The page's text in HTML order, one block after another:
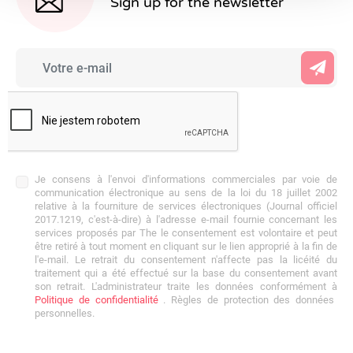
Je consens à l'envoi d'informations commerciales par voie de
communication électronique au sens de la loi du 18 juillet 2002
relative à la fourniture de services électroniques (Journal officiel
2017.1219, c'est-à-dire) à l'adresse e-mail fournie concernant les
services proposés par The le consentement est volontaire et peut
être retiré à tout moment en cliquant sur le lien approprié à la fin de
l'e-mail. Le retrait du consentement n'affecte pas la licéité du
traitement qui a été effectué sur la base du consentement avant
son retrait. L'administrateur traite les données conformément à
Politique de confidentialité. Règles de protection des données
personnelles.